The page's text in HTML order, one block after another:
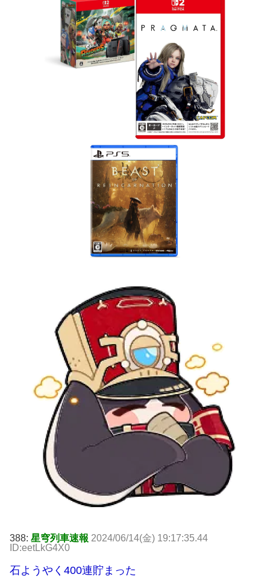
388: 星穹列車速報 2024/06/14(金) 19:17:35.44
ID:eetLkG4X0
石ようやく400連貯まった